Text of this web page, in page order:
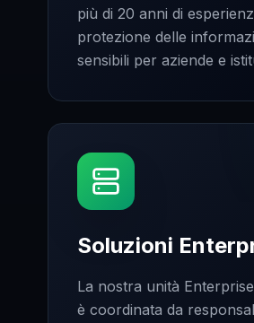
più di 20 anni di
protezione delle
sensibili per aziende e
Soluzioni
La nostra unità
è coordinata da